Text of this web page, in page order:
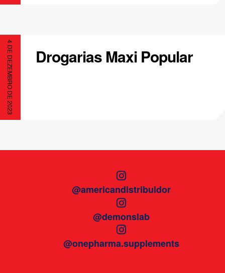
4 DE DEZEMBRO DE 2023 Drogarias Maxi Popular
@americandistribuidor
@demonslab
@onepharma.supplements